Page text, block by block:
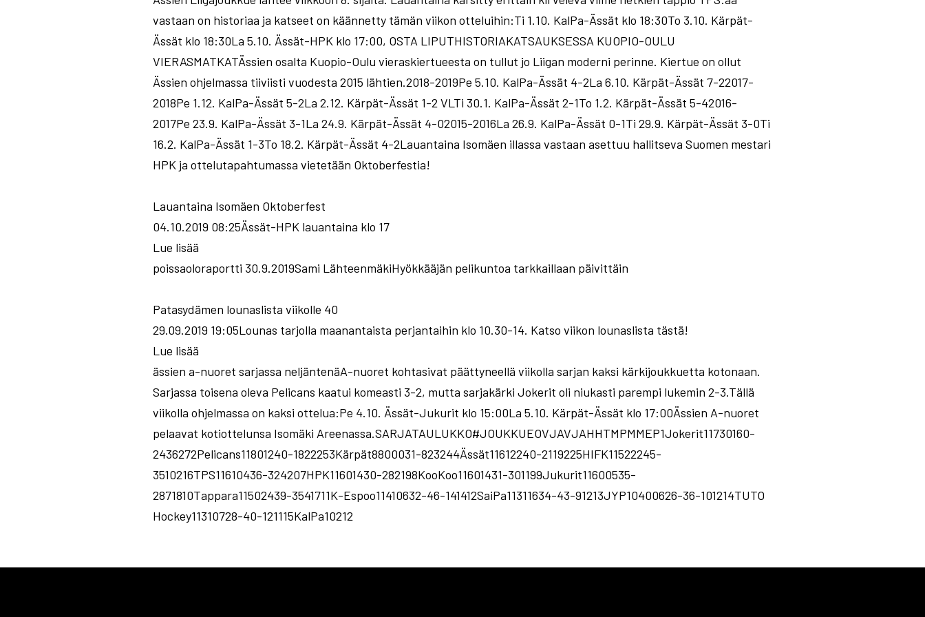
vastaan on historiaa ja katseet on käännetty tämän viikon otteluihin:Ti 1.10. KalPa-Ässät klo 18:30To 3.10. Kärpät-
Ässät klo 18:30La 5.10. Ässät-HPK klo 17:00, OSTA LIPUTHISTORIAKATSAUKSESSA KUOPIO-OULU
VIERASMATKATÄssien osalta Kuopio-Oulu vieraskiertueesta on tullut jo Liigan moderni perinne. Kiertue on ollut
Ässien ohjelmassa tiiviisti vuodesta 2015 lähtien.2018-2019Pe 5.10. KalPa-Ässät 4-2La 6.10. Kärpät-Ässät 7-22017-
2018Pe 1.12. KalPa-Ässät 5-2La 2.12. Kärpät-Ässät 1-2 VLTi 30.1. KalPa-Ässät 2-1To 1.2. Kärpät-Ässät 5-42016-
2017Pe 23.9. KalPa-Ässät 3-1La 24.9. Kärpät-Ässät 4-02015-2016La 26.9. KalPa-Ässät 0-1Ti 29.9. Kärpät-Ässät 3-0Ti
16.2. KalPa-Ässät 1-3To 18.2. Kärpät-Ässät 4-2Lauantaina Isomäen illassa vastaan asettuu hallitseva Suomen mestari
HPK ja ottelutapahtumassa vietetään Oktoberfestia!
Lauantaina Isomäen Oktoberfest
04.10.2019 08:25Ässät-HPK lauantaina klo 17
Lue lisää
poissaoloraportti 30.9.2019Sami LähteenmäkiHyökkääjän pelikuntoa tarkkaillaan päivittäin
Patasydämen lounaslista viikolle 40
29.09.2019 19:05Lounas tarjolla maanantaista perjantaihin klo 10.30-14. Katso viikon lounaslista tästä!
Lue lisää
ässien a-nuoret sarjassa neljäntenäA-nuoret kohtasivat päättyneellä viikolla sarjan kaksi kärkijoukkuetta kotonaan.
Sarjassa toisena oleva Pelicans kaatui komeasti 3-2, mutta sarjakärki Jokerit oli niukasti parempi lukemin 2-3.Tällä
viikolla ohjelmassa on kaksi ottelua:Pe 4.10. Ässät-Jukurit klo 15:00La 5.10. Kärpät-Ässät klo 17:00Ässien A-nuoret
pelaavat kotiottelunsa Isomäki Areenassa.SARJATAULUKKO#JOUKKUEOVJAVJAHHTMPMMEP1Jokerit11730160-
2436272Pelicans11801240-1822253Kärpät8800031-823244Ässät11612240-2119225HIFK11522245-
3510216TPS11610436-324207HPK11601430-282198KooKoo11601431-301199Jukurit11600535-
2871810Tappara11502439-3541711K-Espoo11410632-46-141412SaiPa11311634-43-91213JYP10400626-36-101214TUTO
Hockey11310728-40-121115KalPa10212